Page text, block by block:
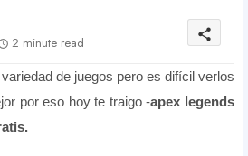
2 minute read share
de juegos pero es difícil verlos
por eso hoy te traigo -apex legends